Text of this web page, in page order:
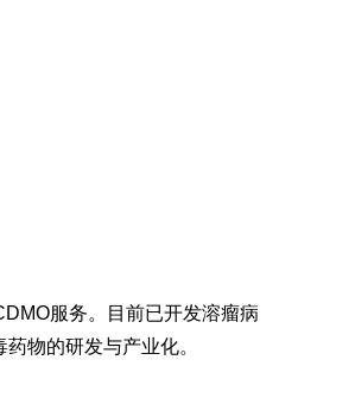
服务。目前已开发溶瘤病
物的研发与产业化。